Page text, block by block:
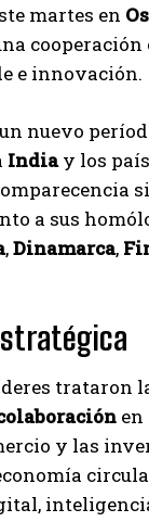
martes en
e innovación.
nuevo
Indiay los
a sus
,Dinamarca,
trataron
y las